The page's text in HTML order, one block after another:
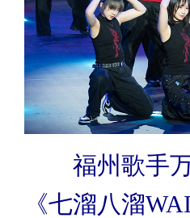
福州歌手万
《七溜八溜